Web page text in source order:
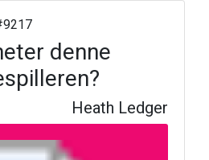
denne
Heath Ledger